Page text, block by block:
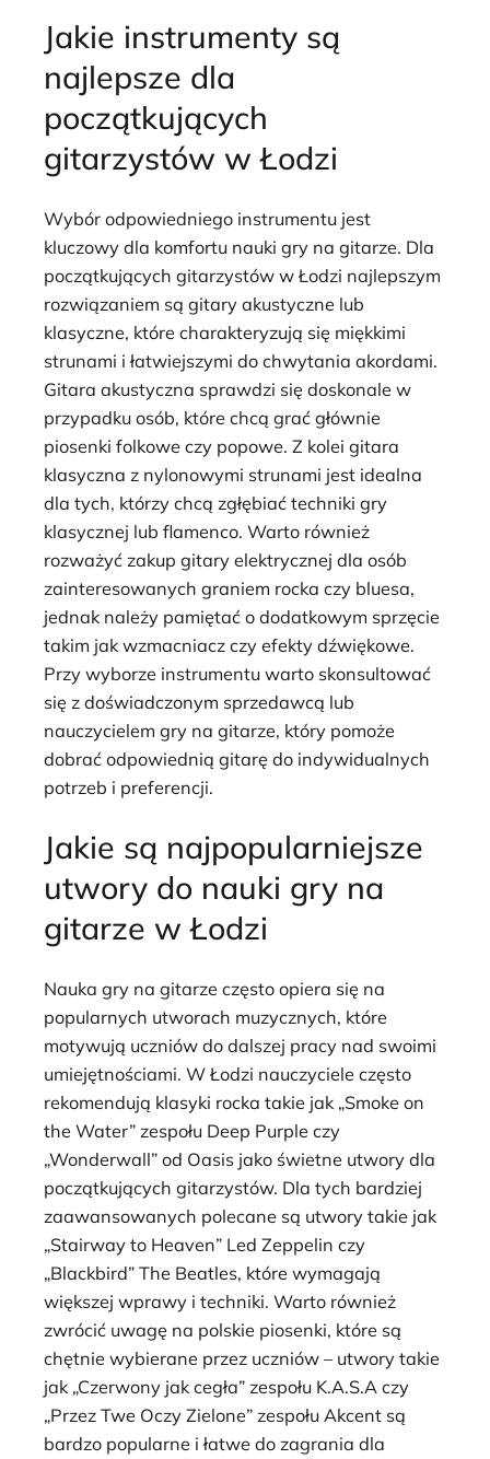
Jakie instrumenty są
najlepsze dla
początkujących
gitarzystów w Łodzi
Wybór odpowiedniego instrumentu jest
kluczowy dla komfortu nauki gry na gitarze. Dla
początkujących gitarzystów w Łodzi najlepszym
rozwiązaniem są gitary akustyczne lub
klasyczne, które charakteryzują się miękkimi
strunami i łatwiejszymi do chwytania akordami.
Gitara akustyczna sprawdzi się doskonale w
przypadku osób, które chcą grać głównie
piosenki folkowe czy popowe. Z kolei gitara
klasyczna z nylonowymi strunami jest idealna
dla tych, którzy chcą zgłębiać techniki gry
klasycznej lub flamenco. Warto również
rozważyć zakup gitary elektrycznej dla osób
zainteresowanych graniem rocka czy bluesa,
jednak należy pamiętać o dodatkowym sprzęcie
takim jak wzmacniacz czy efekty dźwiękowe.
Przy wyborze instrumentu warto skonsultować
się z doświadczonym sprzedawcą lub
nauczycielem gry na gitarze, który pomoże
dobrać odpowiednią gitarę do indywidualnych
potrzeb i preferencji.
Jakie są najpopularniejsze
utwory do nauki gry na
gitarze w Łodzi
Nauka gry na gitarze często opiera się na
popularnych utworach muzycznych, które
motywują uczniów do dalszej pracy nad swoimi
umiejętnościami. W Łodzi nauczyciele często
rekomendują klasyki rocka takie jak „Smoke on
the Water” zespołu Deep Purple czy
„Wonderwall” od Oasis jako świetne utwory dla
początkujących gitarzystów. Dla tych bardziej
zaawansowanych polecane są utwory takie jak
„Stairway to Heaven” Led Zeppelin czy
„Blackbird” The Beatles, które wymagają
większej wprawy i techniki. Warto również
zwrócić uwagę na polskie piosenki, które są
chętnie wybierane przez uczniów – utwory takie
jak „Czerwony jak cegła” zespołu K.A.S.A czy
„Przez Twe Oczy Zielone” zespołu Akcent są
bardzo popularne i łatwe do zagrania dla